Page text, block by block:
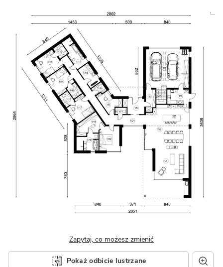
Zapytaj, co możesz zmienić
Pokaż odbicie lustrzane